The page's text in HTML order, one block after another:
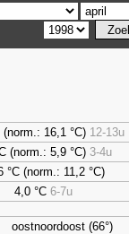
(norm.: 16,1 °C) 12-13u
(norm.: 5,9 °C) 3-4u
°C (norm.: 11,2 °C)
4,0°C 6-7u
oostnoordoost (66°)